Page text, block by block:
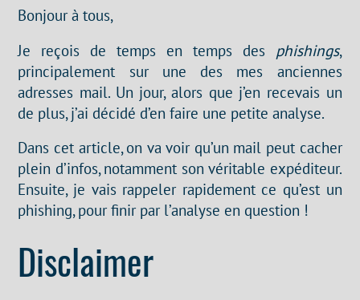
Bonjour à tous,
Je reçois de temps en temps des phishings,
principalement sur une des mes anciennes
adresses mail. Un jour, alors que j’en recevais un
de plus, j’ai décidé d’en faire une petite analyse.
Dans cet article, on va voir qu’un mail peut cacher
plein d’infos, notamment son véritable expéditeur.
Ensuite, je vais rappeler rapidement ce qu’est un
phishing, pour finir par l’analyse en question !
Disclaimer